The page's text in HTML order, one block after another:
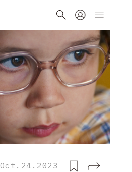
Oct.24.2023